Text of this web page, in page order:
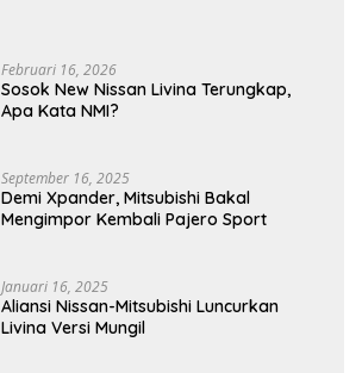
Februari 16, 2026
Sosok New Nissan Livina Terungkap,
Apa Kata NMI?
September 16, 2025
Demi Xpander, Mitsubishi Bakal
Mengimpor Kembali Pajero Sport
Januari 16, 2025
Aliansi Nissan-Mitsubishi Luncurkan
Livina Versi Mungil